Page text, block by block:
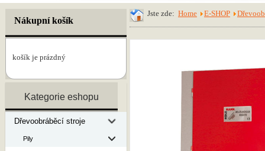
Nákupní košík
košík je prázdný
Kategorie eshopu
Dřevoobráběcí stroje
Pily
Jste zde: Home E-SHOP